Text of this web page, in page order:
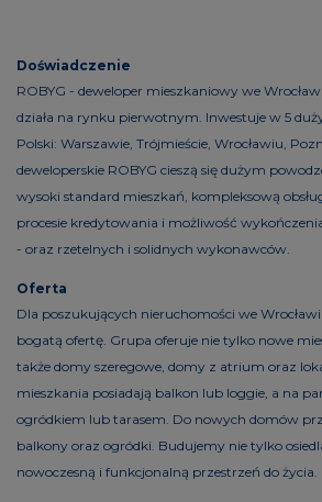
Doświadczenie
ROBYG - deweloper mieszkaniowy we
działa na rynku pierwotnym. Inwestuje w 5
Polski: Warszawie, Trójmieście, Wrocławiu,
deweloperskie ROBYG cieszą się dużym
wysoki standard mieszkań, kompleksową
procesie kredytowania i możliwość
- oraz rzetelnych i solidnych wykonawców.
Oferta
Dla poszukujących nieruchomości we
bogatą ofertę. Grupa oferuje nie tylko nowe
także domy szeregowe, domy z atrium oraz
mieszkania posiadają balkon lub loggie, a na
ogródkiem lub tarasem. Do nowych domów
balkony oraz ogródki. Budujemy nie tylko
nowoczesną i funkcjonalną przestrzeń do życia.